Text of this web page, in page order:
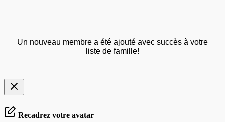
Un nouveau membre a été ajouté avec succès à votre
liste de famille!
Recadrez votre avatar